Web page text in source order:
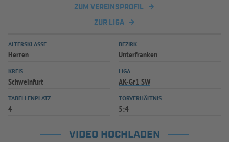
ZUM VEREINSPROFIL
ZUR LIGA
ALTERSKLASSE
Herren
BEZIRK
Unterfranken
KREIS
Schweinfurt
LIGA
AK-Gr1 SW
TABELLENPLATZ
4
TORVERHÄLTNIS
5:4
VIDEO HOCHLADEN